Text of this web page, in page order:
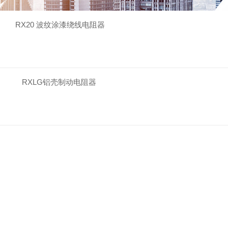
RX20 波纹涂漆绕线电阻器
RXLG铝壳制动电阻器